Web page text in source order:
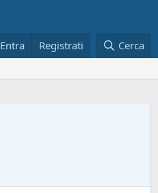
Entra Registrati Cerca